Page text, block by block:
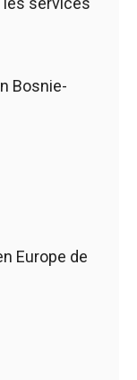
Bosnie-
Europe de